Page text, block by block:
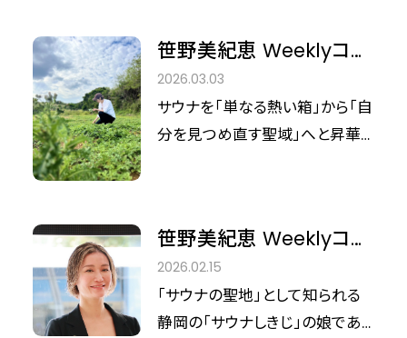
ているのは、温浴が持つ「医学的
エビデンス」との融合です。 先日、
沖縄から帰着したばかりの彼女
が真っ先に向かったのは、東京・
温熱療法は有効か？」というテー
マで、プライベートな勉強会が開
催されました。
縄」が最終仕上げに突入
サウナの聖地『しきじ』の娘として
知られる彼女がいま、沖縄・恩納
村で新たなチャレンジに取り組
んでいます。 現在、テレビの密着
テルリゾート沖縄」。その心臓部
ともいえるサウナ施設の、ベール
を脱ぎつつある現在の進捗をお
伝えいたします。
笹野美紀恵 Weeklyコラ
ムvol.43 「沖縄に雪が舞
う？ 地元の愛と最新サウ
ナが織りなす最新ウェル
2026.03.03
サウナを「単なる熱い箱」から「自
分を見つめ直す聖域」へと昇華さ
知られる彼女がいま、沖縄・恩納
村で新たなチャレンジに取り組
んでいます。 現在、テレビの密着
取材も進む中、2026年7月にグ
笹野美紀恵 Weeklyコラ
ムvol.42 【Event
Report】笹野美紀恵と紐
解く「サウナ×腸活」の相
2026.02.15
「サウナの聖地」として知られる
静岡の「サウナしきじ」の娘であ